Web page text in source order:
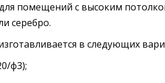
помещений с высоким
серебро.
в следующих
ф3);